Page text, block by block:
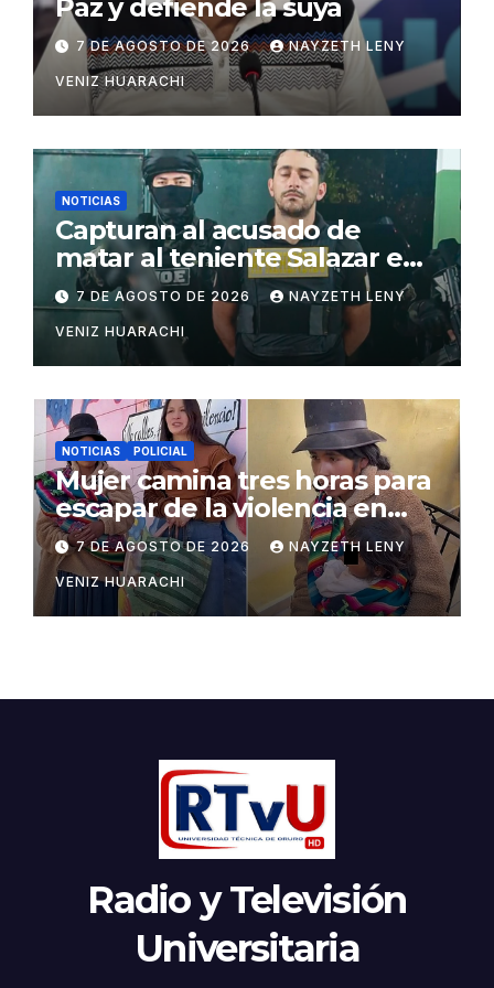
Paz y defiende la suya
7 DE AGOSTO DE 2026 NAYZETH LENY
VENIZ HUARACHI
NOTICIAS
Capturan al acusado de
matar al teniente Salazar en
San Matías
7 DE AGOSTO DE 2026 NAYZETH LENY
VENIZ HUARACHI
NOTICIAS POLICIAL
Mujer camina tres horas para
escapar de la violencia en
Potosí
7 DE AGOSTO DE 2026 NAYZETH LENY
VENIZ HUARACHI
Radio y Televisión
Universitaria